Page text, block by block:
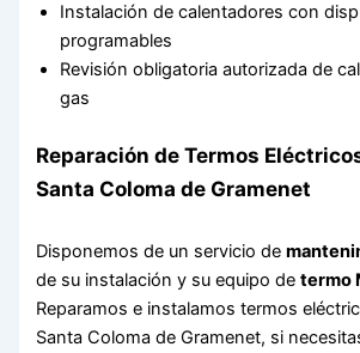
Instalación de calentadores con
programables
Revisión obligatoria autorizada de
gas
Reparación de Termos
Santa Coloma de Gramenet
Disponemos de un servicio de
de su instalación y su equipo determo
Reparamos e instalamos termos
Santa Coloma de Gramenet, si